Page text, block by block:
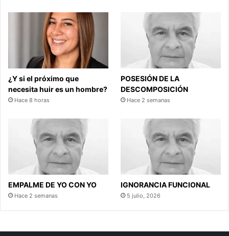
¿Y si el próximo que
necesita huir es un hombre?
Hace 8 horas
POSESIÓN DE LA
DESCOMPOSICIÓN
Hace 2 semanas
EMPALME DE YO CON YO
Hace 2 semanas
IGNORANCIA FUNCIONAL
5 julio, 2026